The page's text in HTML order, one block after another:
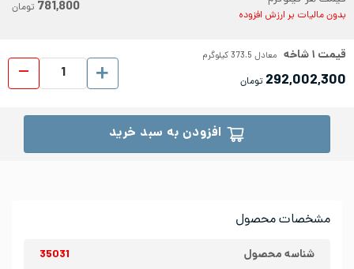
مشخصات محصول
شناسه محصول 35031
بدون مالیات بر ارزش افزوده 781,800 تومان
قیمت ۱شاخه معادل 373.5کیلوگرم
292,002,300 تومان
افزودن به سبد خرید